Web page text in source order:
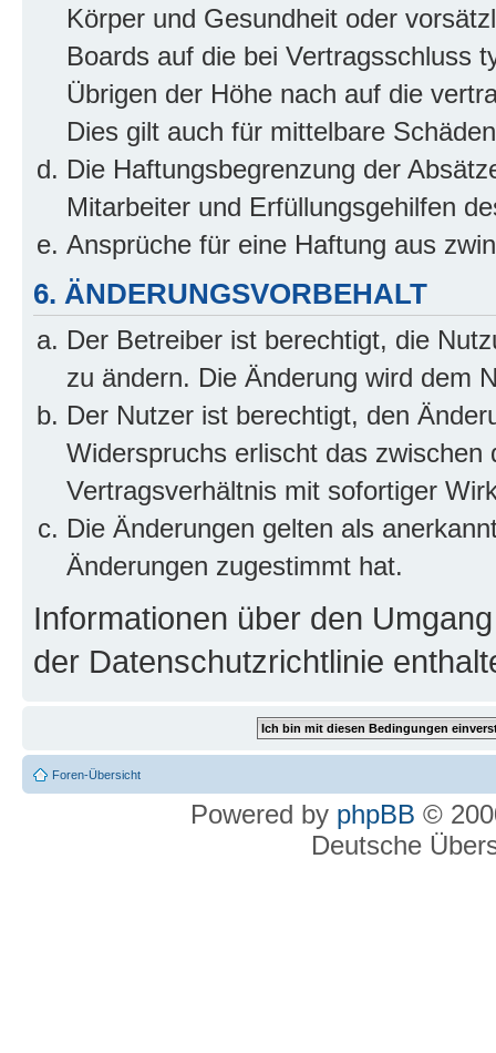
Körper und Gesundheit oder
Boards auf die bei Vertragsschluss
Übrigen der Höhe nach auf die
Dies gilt auch für mittelbare
Die Haftungsbegrenzung der
Mitarbeiter und Erfüllungsgehilfen
Ansprüche für eine Haftung aus
6. ÄNDERUNGSVORBEHALT
Der Betreiber ist berechtigt, die
zu ändern. Die Änderung wird dem
Der Nutzer ist berechtigt, den
Widerspruchs erlischt das
Vertragsverhältnis mit sofortiger
Die Änderungen gelten als
Änderungen zugestimmt hat.
Informationen über den
der Datenschutzrichtlinie
Foren-Übersicht
Powered by phpBB ©
Deutsche